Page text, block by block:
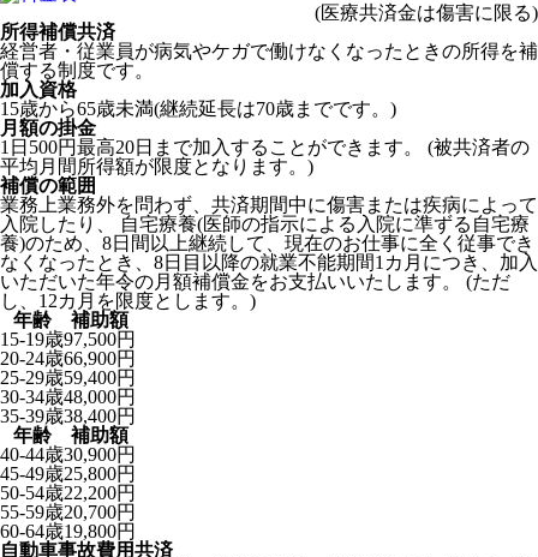
(医療共済金は傷害に限る)
所得補償共済
経営者・従業員が病気やケガで働けなくなったときの所得を補
償する制度です。
加入資格
15歳から65歳未満(継続延長は70歳までです。)
月額の掛金
1日 500円最高20日まで加入することができます。 (被共済者の
平均月間所得額が限度となります。)
補償の範囲
業務上業務外を問わず、共済期間中に傷害または疾病によって
入院したり、 自宅療養(医師の指示による入院に準ずる自宅療
養)のため、8日間以上継続して、現在のお仕事に全く従事でき
なくなったとき、8日目以降の就業不能期間1カ月につき、加入
いただいた年令の月額補償金をお支払いいたします。 (ただ
し、12カ月を限度とします。)
年齢
補助額
15-19歳97,500円
20-24歳66,900円
25-29歳59,400円
30-34歳48,000円
35-39歳38,400円
年齢
補助額
40-44歳30,900円
45-49歳25,800円
50-54歳22,200円
55-59歳20,700円
60-64歳19,800円
自動車事故費用共済